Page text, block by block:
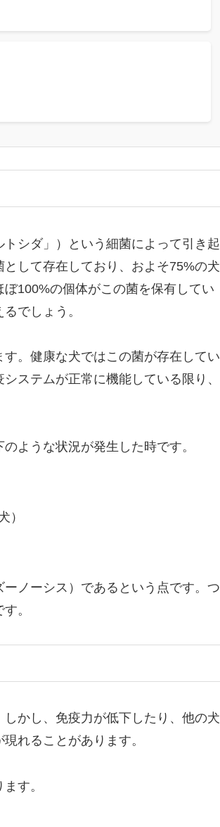
シダ」）という細菌によって引き起
して存在しており、およそ75%の犬
100%の個体がこの菌を保有してい
でしょう。
。健康な犬ではこの菌が存在してい
ステムが正常に機能している限り、
ような状況が発生した時です。
）
ーノーシス）であるという点です。つ
。
かし、免疫力が低下したり、他の犬
れることがあります。
す。